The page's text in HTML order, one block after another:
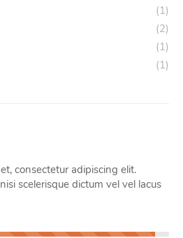
(1)
(2)
(1)
(1)
consectetur adipiscing elit.
scelerisque dictum vel vel lacus